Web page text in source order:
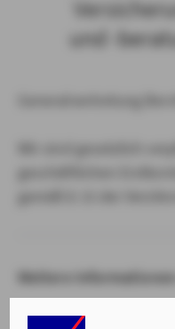
und -
Weitere Informationen